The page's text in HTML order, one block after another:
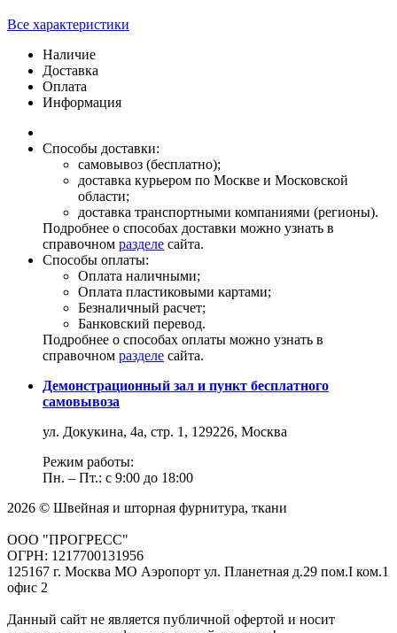
Все характеристики
Наличие
Доставка
Оплата
Информация
Способы доставки:
самовывоз (бесплатно);
доставка курьером по Москве и Московской
области;
доставка транспортными компаниями (регионы).
Подробнее о способах доставки можно узнать в
справочном разделе сайта.
Способы оплаты:
Оплата наличными;
Оплата пластиковыми картами;
Безналичный расчет;
Банковский перевод.
Подробнее о способах оплаты можно узнать в
справочном разделе сайта.
Демонстрационный зал и пункт бесплатного
самовывоза
ул. Докукина, 4а, стр. 1, 129226, Москва
Режим работы:
Пн. – Пт.: с 9:00 до 18:00
2026 © Швейная и шторная фурнитура, ткани
ООО "ПРОГРЕСС"
ОГРН: 1217700131956
125167 г. Москва МО Аэропорт ул. Планетная д.29 пом.I ком.1
офис 2
Данный сайт не является публичной офертой и носит